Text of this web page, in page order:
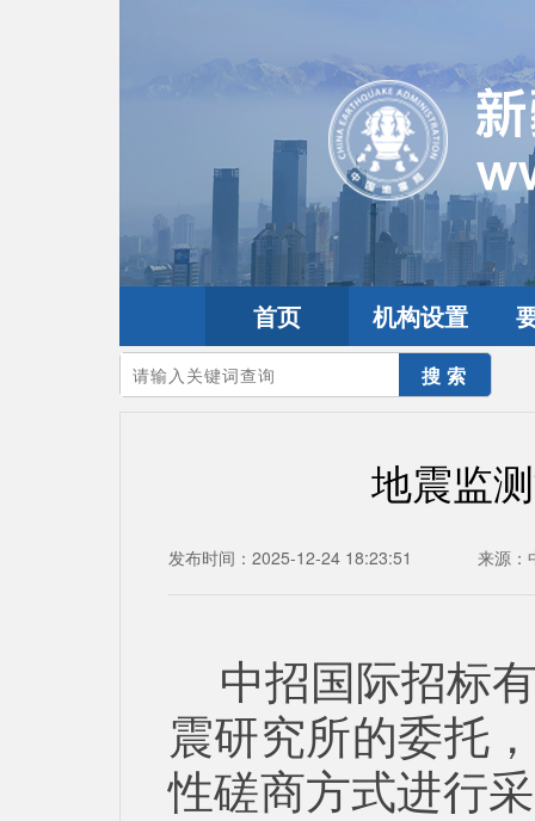
首页 机构设置
您的当前位置：首页>政务公开
地震监
发布时间：2025-12-24 18:23:51 来源：
中招国际招标
震研究所的委托
性磋商方式进行